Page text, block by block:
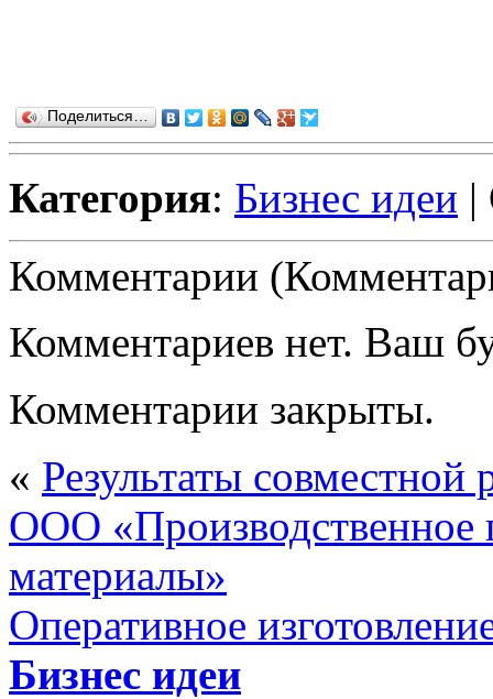
Поделиться…
Категория: Бизнес идеи |
Комментарии
Комментариев нет. Ваш
Комментарии закрыты.
« Результаты
ООО «Производственное
материалы»
Оперативное
Бизнес идеи